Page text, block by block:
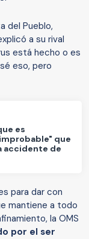
del Pueblo,
a su rival
está hecho o es
eso, pero
es
que
accidente de
para dar con
mantiene a todo
la OMS
por el ser